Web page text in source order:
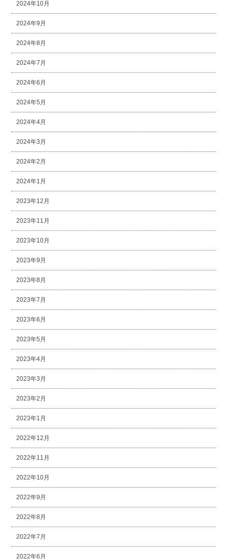
2024年10月
2024年9月
2024年8月
2024年7月
2024年6月
2024年5月
2024年4月
2024年3月
2024年2月
2024年1月
2023年12月
2023年11月
2023年10月
2023年9月
2023年8月
2023年7月
2023年6月
2023年5月
2023年4月
2023年3月
2023年2月
2023年1月
2022年12月
2022年11月
2022年10月
2022年9月
2022年8月
2022年7月
2022年6月